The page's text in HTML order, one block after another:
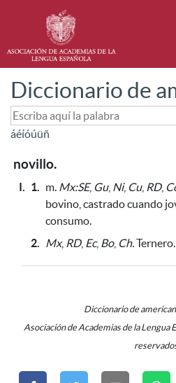
Diccionario de
áéíóúüñ
novillo.
I. 1. m. Mx:SE, Gu, Ni, Cu, RD,
bovino, castrado cuando
consumo.
2. Mx, RD, Ec, Bo, Ch.Ternero.
Diccionario de
Asociación de Academias de la Lengua